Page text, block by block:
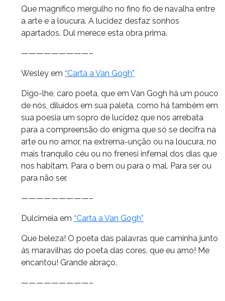
Que magnífico mergulho no fino fio de navalha entre
a arte e a loucura. A lucidez desfaz sonhos
apartados. Dul merece esta obra prima.
—————————–
Wesley em “Carta a Van Gogh”
Digo-lhe, caro poeta, que em Van Gogh há um pouco
de nós, diluídos em sua paleta, como há também em
sua poesia um sopro de lucidez que nos arrebata
para a compreensão do enigma que só se decifra na
arte ou no amor, na extrema-unção ou na loucura, no
mais tranquilo céu ou no frenesi infernal dos dias que
nos habitam. Para o bem ou para o mal. Para ser ou
para não ser.
—————————–
Dulcimeia em “Carta a Van Gogh”
Que beleza! O poeta das palavras que caminha junto
às maravilhas do poeta das cores, que eu amo! Me
encantou! Grande abraço.
—————————–